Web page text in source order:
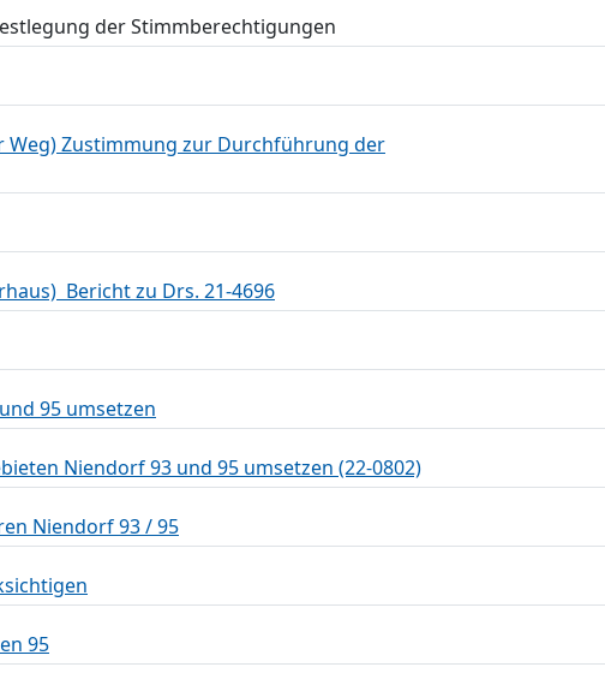
der Stimmberechtigungen
Weg) Zustimmung zur Durchführung der
 Bericht zu Drs. 21-4696
95 umsetzen
Niendorf 93 und 95 umsetzen (22-0802)
Niendorf 93 / 95
95